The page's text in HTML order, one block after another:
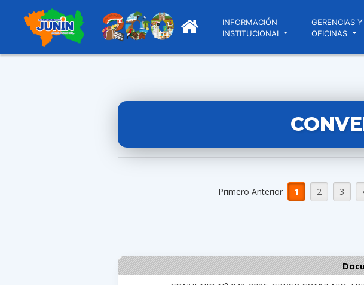
INFORMACIÓN
INSTITUCIONAL
GERENCIAS Y
OFICINAS
Primero Anterior 1 2 3